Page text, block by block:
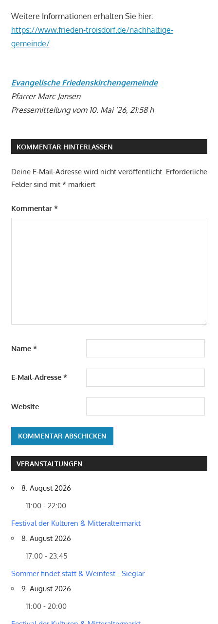
Weitere Informationen erhalten Sie hier:
https://www.frieden-troisdorf.de/nachhaltige-
gemeinde/
Evangelische Friedenskirchengemeinde
Pfarrer Marc Jansen
Pressemitteilung vom 10. Mai ’26, 21:58 h
KOMMENTAR HINTERLASSEN
Deine E-Mail-Adresse wird nicht veröffentlicht. Erforderliche
Felder sind mit *markiert
Kommentar *
Name *
E-Mail-Adresse *
Website
VERANSTALTUNGEN
8. August 2026
11:00 - 22:00
Festival der Kulturen & Mitteraltermarkt
8. August 2026
17:00 - 23:45
Sommer findet statt & Weinfest - Sieglar
9. August 2026
11:00 - 20:00